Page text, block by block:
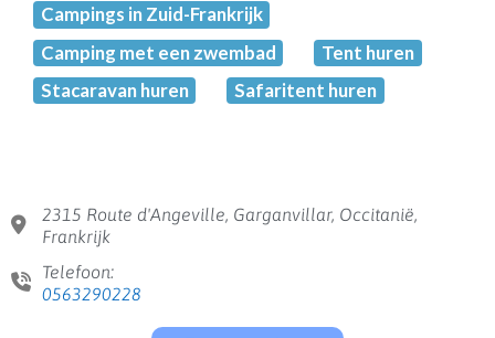
Campings in Zuid-Frankrijk
Camping met een zwembad
Tent huren
Stacaravan huren
Safaritent huren
2315 Route d'Angeville, Garganvillar, Occitanië,
Frankrijk
Telefoon:
0563290228